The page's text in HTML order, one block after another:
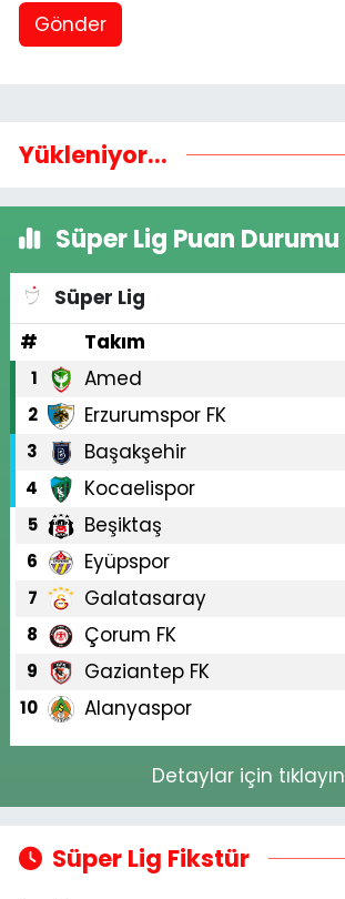
Gönder
Yükleniyor...
Süper Lig Puan Durumu
Süper Lig
#
Takım
1 Amed
2 Erzurumspor FK
3 Başakşehir
4 Kocaelispor
5 Beşiktaş
6 Eyüpspor
7 Galatasaray
8 Çorum FK
9 Gaziantep FK
10 Alanyaspor
Detaylar için tıklayın
Süper Lig Fikstür